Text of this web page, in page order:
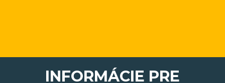
INFORMÁCIE PRE